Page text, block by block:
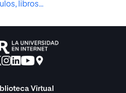
libros...
Virtual